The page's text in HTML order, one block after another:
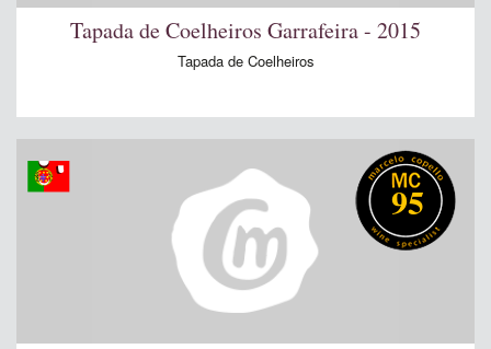
Tapada de Coelheiros Garrafeira - 2015
Tapada de Coelheiros
95